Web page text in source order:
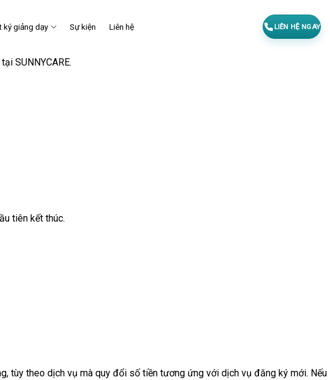
ký giảng dạy Sự kiện Liên hệ LIÊN HỆ NGAY
SUNNYCARE.
tiên kết thúc.
tùy theo dịch vụ mà quy đổi số tiền tương ứng với dịch vụ đăng ký mới. Nếu